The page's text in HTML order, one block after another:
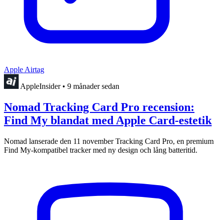
Apple Airtag
AppleInsider • 9 månader sedan
Nomad Tracking Card Pro recension:
Find My blandat med Apple Card-estetik
Nomad lanserade den 11 november Tracking Card Pro, en premium
Find My-kompatibel tracker med ny design och lång batteritid.